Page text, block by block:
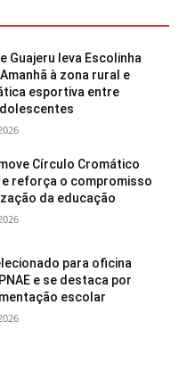
Guajeru leva Escolinha
à zona rural e
esportiva entre
Círculo Cromático
e reforça o compromisso
da educação
para oficina
e se destaca por
escolar